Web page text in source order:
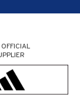
OFFICIAL